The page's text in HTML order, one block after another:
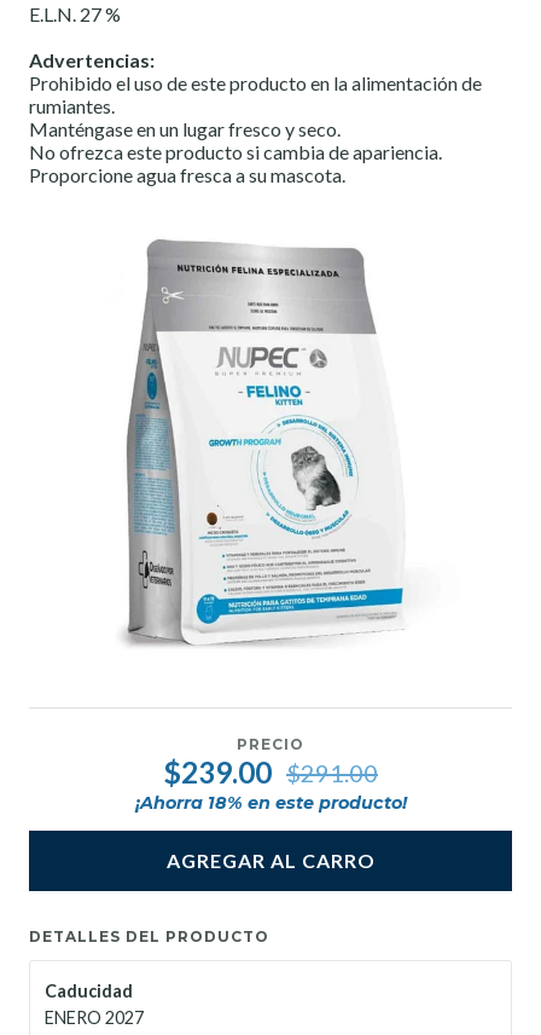
E.L.N. 27 %
Advertencias:
Prohibido el uso de este producto en la alimentación de
rumiantes.
Manténgase en un lugar fresco y seco.
No ofrezca este producto si cambia de apariencia.
Proporcione agua fresca a su mascota.
PRECIO
$239.00 $291.00
¡Ahorra 18% en este producto!
AGREGAR AL CARRO
DETALLES DEL PRODUCTO
Caducidad
ENERO 2027